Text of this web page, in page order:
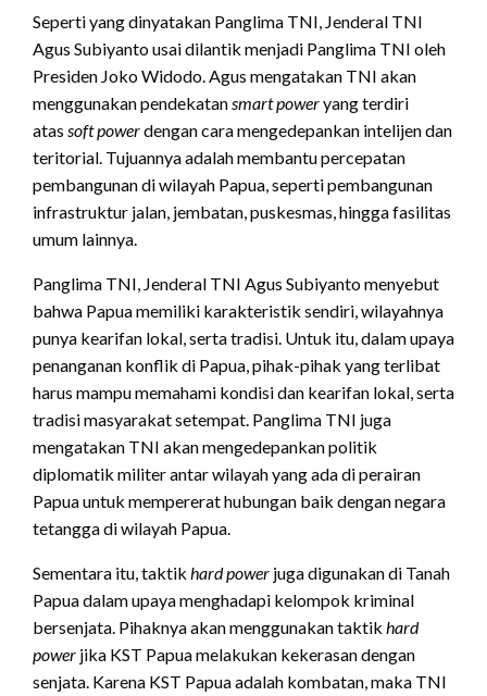
Seperti yang dinyatakan Panglima TNI, Jenderal TNI
Agus Subiyanto usai dilantik menjadi Panglima TNI oleh
Presiden Joko Widodo. Agus mengatakan TNI akan
menggunakan pendekatansmart poweryang terdiri
atas soft powerdengan cara mengedepankan intelijen dan
teritorial. Tujuannya adalah membantu percepatan
pembangunan di wilayah Papua, seperti pembangunan
infrastruktur jalan, jembatan, puskesmas, hingga fasilitas
umum lainnya.
Panglima TNI, Jenderal TNI Agus Subiyanto menyebut
bahwa Papua memiliki karakteristik sendiri, wilayahnya
punya kearifan lokal, serta tradisi. Untuk itu, dalam upaya
penanganan konflik di Papua, pihak-pihak yang terlibat
harus mampu memahami kondisi dan kearifan lokal, serta
tradisi masyarakat setempat. Panglima TNI juga
mengatakan TNI akan mengedepankan politik
diplomatik militer antar wilayah yang ada di perairan
Papua untuk mempererat hubungan baik dengan negara
tetangga di wilayah Papua.
Sementara itu, taktik hard power juga digunakan di Tanah
Papua dalam upaya menghadapi kelompok kriminal
bersenjata. Pihaknya akan menggunakan taktik hard
power jika KST Papua melakukan kekerasan dengan
senjata. Karena KST Papua adalah kombatan, maka TNI